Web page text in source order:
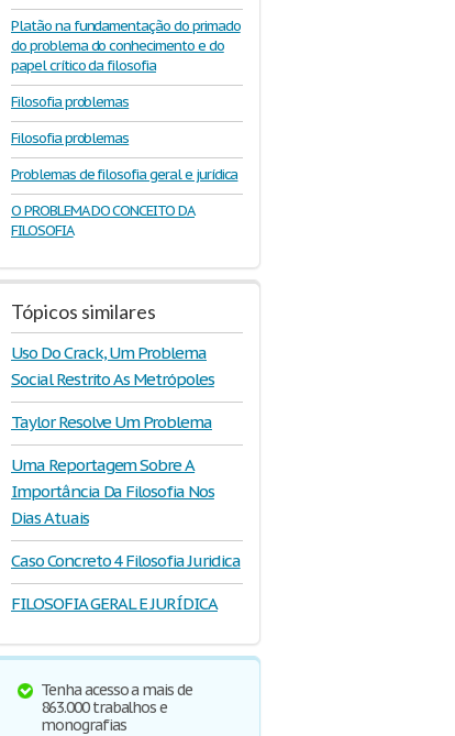
Platão na fundamentação do primado
do problema do conhecimento e do
papel crítico da filosofia
Filosofia problemas
Filosofia problemas
Problemas de filosofia geral e jurídica
O PROBLEMA DO CONCEITO DA
FILOSOFIA
Tópicos similares
Uso Do Crack, Um Problema
Social Restrito As Metrópoles
Taylor Resolve Um Problema
Uma Reportagem Sobre A
Importância Da Filosofia Nos
Dias Atuais
Caso Concreto 4 Filosofia Juridica
FILOSOFIA GERAL E JURÍDICA
Tenha acesso a mais de
863.000 trabalhos e
monografias